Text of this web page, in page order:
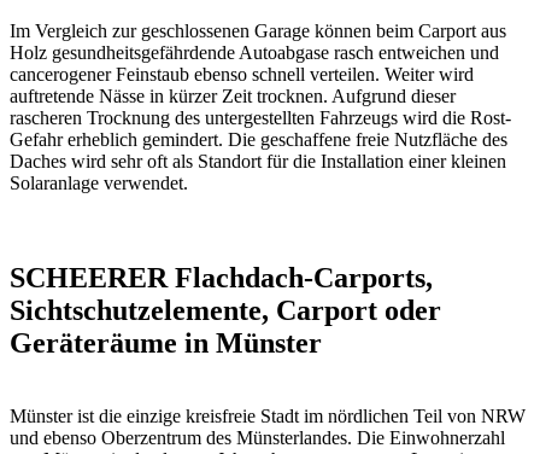
Im Vergleich zur geschlossenen Garage können beim Carport aus
Holz gesundheitsgefährdende Autoabgase rasch entweichen und
cancerogener Feinstaub ebenso schnell verteilen. Weiter wird
auftretende Nässe in kürzer Zeit trocknen. Aufgrund dieser
rascheren Trocknung des untergestellten Fahrzeugs wird die Rost-
Gefahr erheblich gemindert. Die geschaffene freie Nutzfläche des
Daches wird sehr oft als Standort für die Installation einer kleinen
Solaranlage verwendet.
SCHEERER Flachdach-Carports,
Sichtschutzelemente, Carport oder
Geräteräume in Münster
Münster ist die einzige kreisfreie Stadt im nördlichen Teil von NRW
und ebenso Oberzentrum des Münsterlandes. Die Einwohnerzahl